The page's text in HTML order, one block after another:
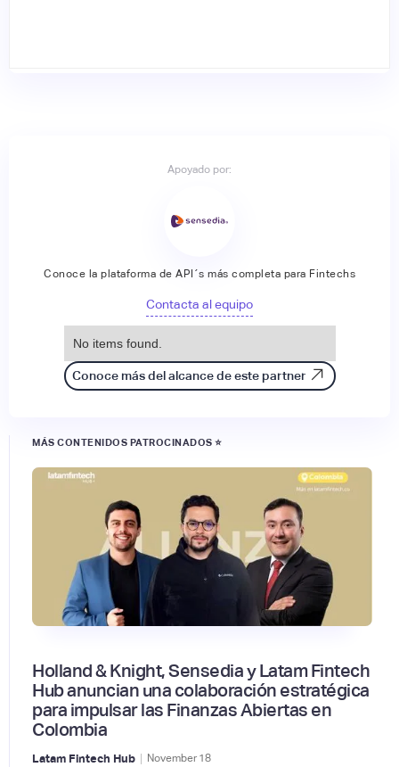
Apoyado por:
Conoce la plataforma de API´s más completa para Fintechs
Contacta al equipo
No items found.
Conoce más del alcance de este partner
MÁS CONTENIDOS PATROCINADOS ⭐
Holland & Knight, Sensedia y Latam Fintech
Hub anuncian una colaboración estratégica
para impulsar las Finanzas Abiertas en
Colombia
Latam Fintech Hub | November 18